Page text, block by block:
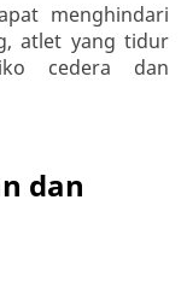
menghindari
atlet yang tidur
cedera dan
dan